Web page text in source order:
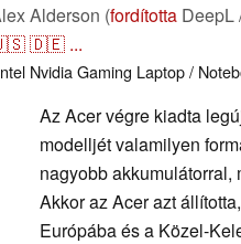
Alderson (fordította DeepL
🇩🇪 ...
NvidiaGaming Laptop /
Az Acer végre kiadta
modelljét valamilyen
nagyobb akkumulátorral,
Akkor az Acer azt
Európába és a Közel-